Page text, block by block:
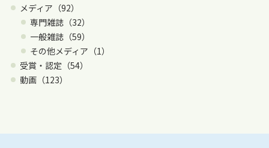
メディア（92）
専門雑誌（32）
一般雑誌（59）
その他メディア（1）
受賞・認定（54）
動画（123）